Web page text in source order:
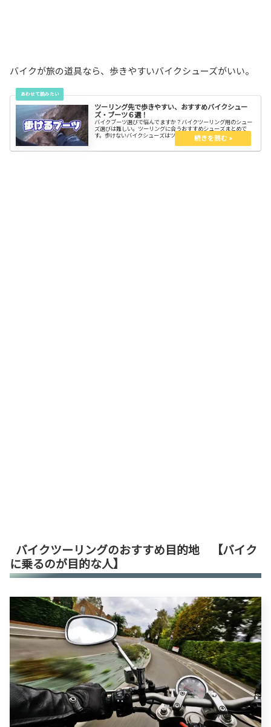
バイクが旅の道具なら、歩きやすいバイクシューズがいい。
ツーリング先で歩きやすい、おすすめバイクシュー
ズ・ブーツ６選！
バイクブーツ選びで悩んでますか？バイクツーリング用のシュー
ズ選びは難しい。ツーリングに合うおすすめシューズまとめで
す。歩けないバイクシューズはツーリングには使えない。バイク
に合わないバイクシューズも使えない。良いとこ取りのシューズ
バイクツーリングのおすすめ目的地 【バイク
に乗るのが目的な人】